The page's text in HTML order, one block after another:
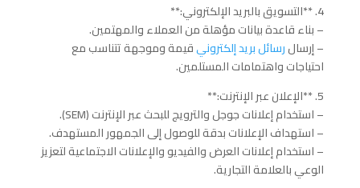
4. **التسويق بالبريد الإلكتروني:**
– بناء قاعدة بيانات مؤهلة من العملاء والمهتمين.
– إرسالرسائل بريد إلكترونيقيمة وموجهة تتناسب مع
احتياجات واهتمامات المستلمين.
5. **الإعلان عبر الإنترنت:**
– استخدام إعلانات جوجل والترويج للبحث عبر الإنترنت (SEM).
– استهداف الإعلانات بدقة للوصول إلى الجمهور المستهدف.
– استخدام إعلانات العرض والفيديو والإعلانات الاجتماعية لتعزيز
الوعي بالعلامة التجارية.